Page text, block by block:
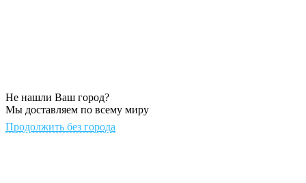
Не нашли Ваш город?
Мы доставляем по всему миру
Продолжить без города